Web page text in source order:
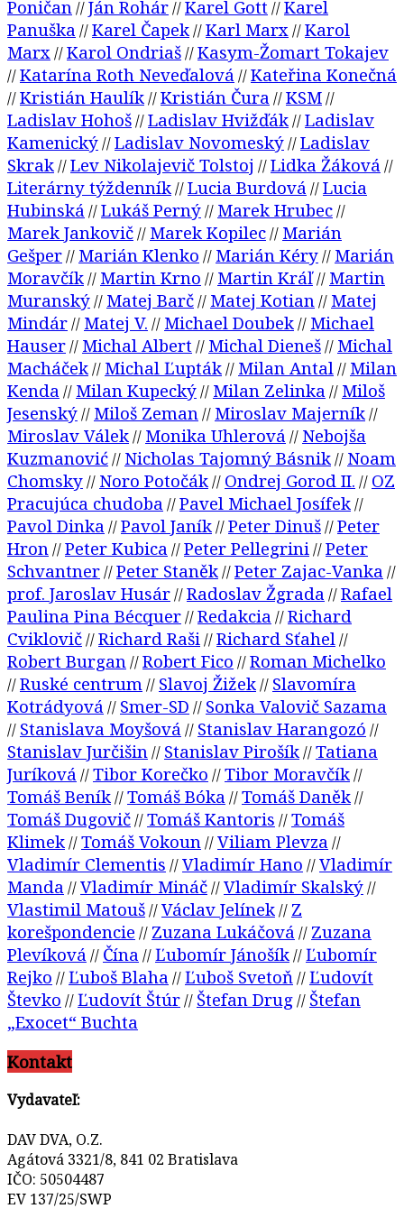
Poničan//Ján Rohár//Karel Gott//Karel
Panuška //Karel Čapek//Karl Marx//Karol
Marx//Karol Ondriaš//Kasym-Žomart Tokajev
//Katarína Roth Neveďalová //Kateřina Konečná
//Kristián Haulík//Kristián Čura //KSM//
Ladislav Hohoš//Ladislav Hvižďák//Ladislav
Kamenický//Ladislav Novomeský//Ladislav
Skrak//Lev Nikolajevič Tolstoj //Lidka Žáková //
Literárny týždenník//Lucia Burdová //Lucia
Hubinská //Lukáš Perný// Marek Hrubec//
Marek Jankovič// Marek Kopilec// Marián
Gešper// Marián Klenko // Marián Kéry// Marián
Moravčík// Martin Krno // Martin Kráľ// Martin
Muranský// Matej Barč// Matej Kotian// Matej
Mindár// Matej V. // Michael Doubek// Michael
Hauser// Michal Albert// Michal Dieneš// Michal
Macháček// Michal Ľupták// Milan Antal// Milan
Kenda // Milan Kupecký// Milan Zelinka // Miloš
Jesenský// Miloš Zeman// Miroslav Majerník//
Miroslav Válek// Monika Uhlerová // Nebojša
Kuzmanović// Nicholas Tajomný Básnik// Noam
Chomsky// Noro Potočák// Ondrej Gorod II. // OZ
Pracujúca chudoba //Pavel Michael Josífek//
Pavol Dinka //Pavol Janík//Peter Dinuš//Peter
Hron//Peter Kubica //Peter Pellegrini//Peter
Schvantner//Peter Staněk//Peter Zajac-Vanka //
prof. Jaroslav Husár//Radoslav Žgrada //Rafael
Paulina Pina Bécquer//Redakcia //Richard
Cviklovič//Richard Raši//Richard Sťahel//
Robert Burgan//Robert Fico //Roman Michelko
//Ruské centrum// Slavoj Žižek// Slavomíra
Kotrádyová // Smer-SD // Sonka Valovič Sazama
// Stanislava Moyšová // Stanislav Harangozó //
Stanislav Jurčišin// Stanislav Pirošík//Tatiana
Juríková //Tibor Korečko //Tibor Moravčík//
Tomáš Beník//Tomáš Bóka //Tomáš Daněk//
Tomáš Dugovič//Tomáš Kantoris //Tomáš
Klimek//Tomáš Vokoun//Viliam Plevza //
Vladimír Clementis //Vladimír Hano //Vladimír
Manda //Vladimír Mináč//Vladimír Skalský//
Vlastimil Matouš//Václav Jelínek// Z
korešpondencie // Zuzana Lukáčová // Zuzana
Plevíková // Čína //Ľubomír Jánošík//Ľubomír
Rejko //Ľuboš Blaha //Ľuboš Svetoň//Ľudovít
Števko //Ľudovít Štúr// Štefan Drug// Štefan
„Exocet“ Buchta
Kontakt
Vydavateľ:
DAV DVA, O.Z.
Agátová 3321/8, 841 02 Bratislava
IČO: 50504487
EV 137/25/SWP